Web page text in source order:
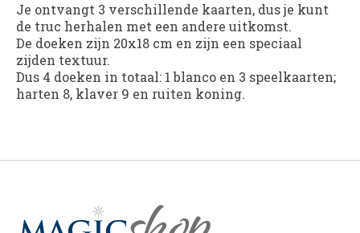
Je ontvangt 3 verschillende kaarten, dus je kunt
de truc herhalen met een andere uitkomst.
De doeken zijn 20x18 cm en zijn een speciaal
zijden textuur.
Dus 4 doeken in totaal: 1 blanco en 3 speelkaarten;
harten 8, klaver 9 en ruiten koning.